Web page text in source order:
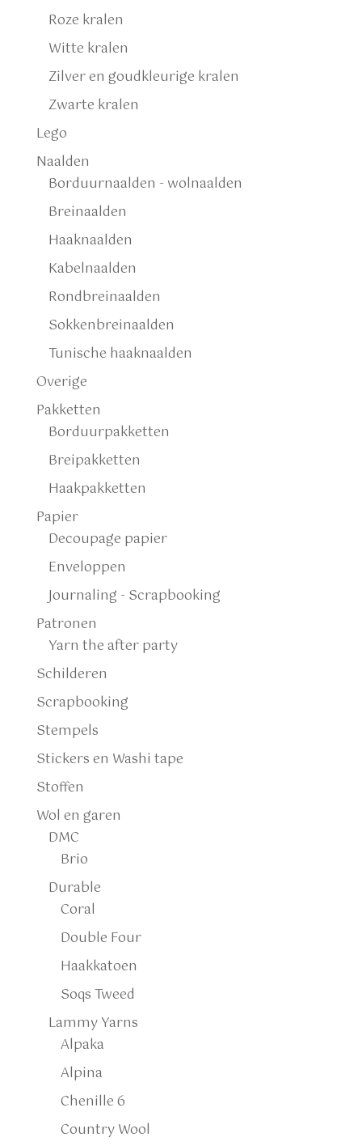
Roze kralen
Witte kralen
Zilver en goudkleurige kralen
Zwarte kralen
Lego
Naalden
Borduurnaalden - wolnaalden
Breinaalden
Haaknaalden
Kabelnaalden
Rondbreinaalden
Sokkenbreinaalden
Tunische haaknaalden
Overige
Pakketten
Borduurpakketten
Breipakketten
Haakpakketten
Papier
Decoupage papier
Enveloppen
Journaling - Scrapbooking
Patronen
Yarn the after party
Schilderen
Scrapbooking
Stempels
Stickers en Washi tape
Stoffen
Wol en garen
DMC
Brio
Durable
Coral
Double Four
Haakkatoen
Soqs Tweed
Lammy Yarns
Alpaka
Alpina
Chenille 6
Country Wool